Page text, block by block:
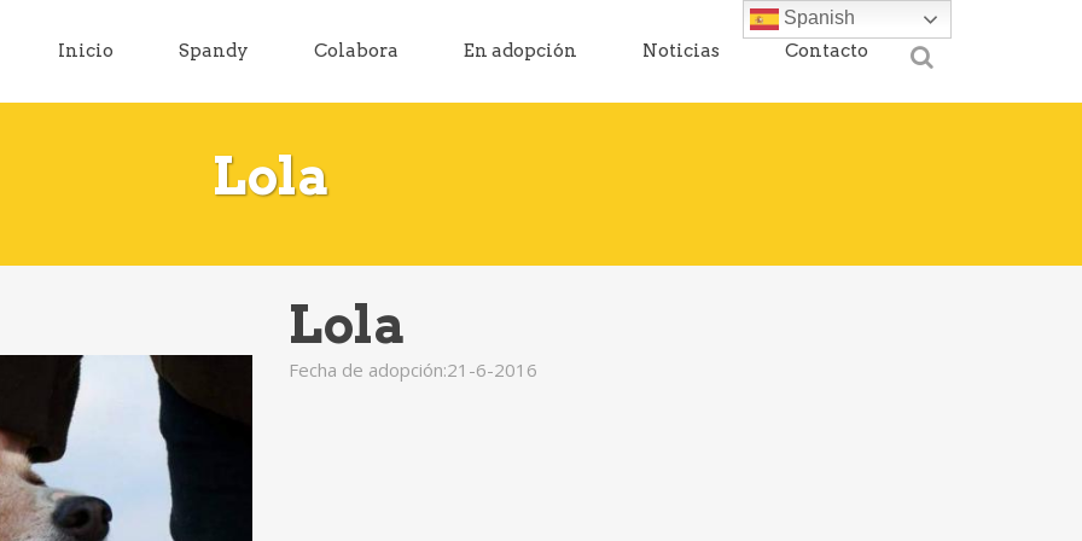
Inicio Spandy Colabora En adopción Noticias Contacto
Lola
Lola
Fecha de adopción:21-6-2016
Spanish